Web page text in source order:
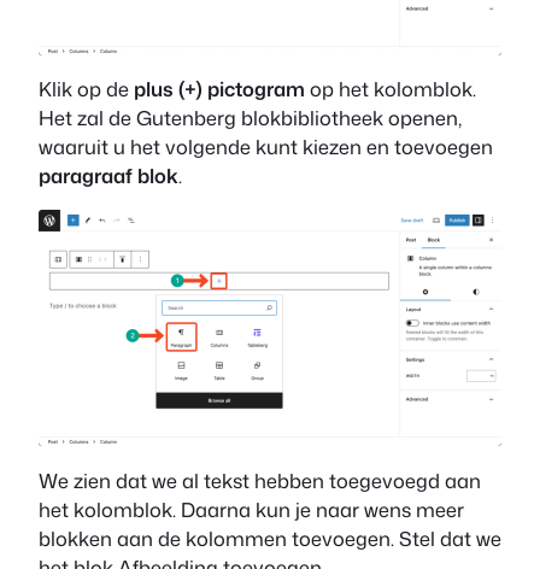
Klik op de plus (+) pictogram op het kolomblok.
Het zal de Gutenberg blokbibliotheek openen,
waaruit u het volgende kunt kiezen en toevoegen
paragraaf blok.
We zien dat we al tekst hebben toegevoegd aan
het kolomblok. Daarna kun je naar wens meer
blokken aan de kolommen toevoegen. Stel dat we